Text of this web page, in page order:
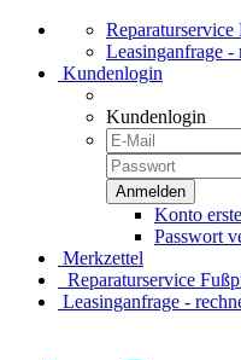
Reparaturservice
Leasinganfrage -
Kundenlogin
Kundenlogin
Konto
Passwort
Merkzettel
Reparaturservice
Leasinganfrage -